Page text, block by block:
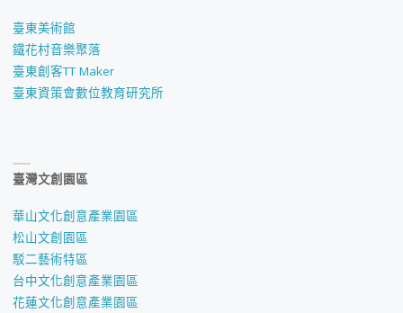
臺東美術館
鐵花村音樂聚落
臺東創客TT Maker
臺東資策會數位教育研究所
臺灣文創園區
華山文化創意產業園區
松山文創園區
駁二藝術特區
台中文化創意產業園區
花蓮文化創意產業園區